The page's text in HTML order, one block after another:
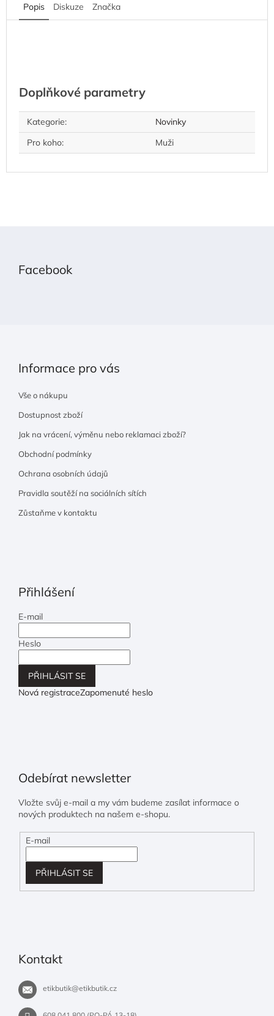
Popis Diskuze Značka
Doplňkové parametry
Kategorie:
Novinky
Pro koho: Muži
Facebook
Informace pro vás
Vše o nákupu
Dostupnost zboží
Jak na vrácení, výměnu nebo reklamaci zboží?
Obchodní podmínky
Ochrana osobních údajů
Pravidla soutěží na sociálních sítích
Zůstaňme v kontaktu
Přihlášení
E-mail
Heslo
PŘIHLÁSIT SE
Nová registraceZapomenuté heslo
Odebírat newsletter
Vložte svůj e-mail a my vám budeme zasílat informace o
nových produktech na našem e-shopu.
E-mail
PŘIHLÁSIT SE
Kontakt
etikbutik@etikbutik.cz